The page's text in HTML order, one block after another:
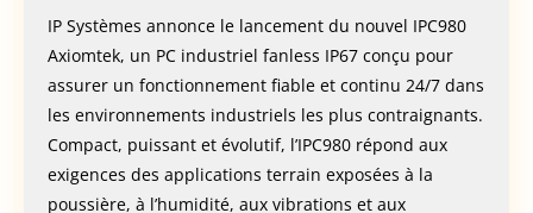
IP Systèmes annonce le lancement du nouvel IPC980
Axiomtek, un PC industriel fanless IP67 conçu pour
assurer un fonctionnement fiable et continu 24/7 dans
les environnements industriels les plus contraignants.
Compact, puissant et évolutif, l’IPC980 répond aux
exigences des applications terrain exposées à la
poussière, à l’humidité, aux vibrations et aux